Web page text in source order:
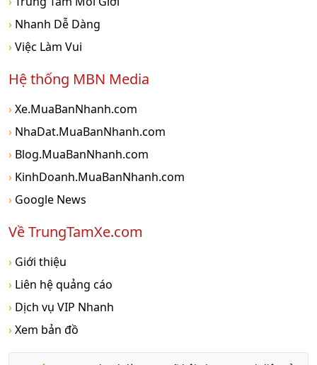
› Nhanh Dễ Dàng
›Việc Làm Vui
Hệ thống MBN Media
›Xe.MuaBanNhanh.com
› NhaDat.MuaBanNhanh.com
› Blog.MuaBanNhanh.com
› KinhDoanh.MuaBanNhanh.com
› Google News
Về TrungTamXe.com
› Giới thiệu
› Liên hệ quảng cáo
› Dịch vụ VIP Nhanh
›Xem bản đồ